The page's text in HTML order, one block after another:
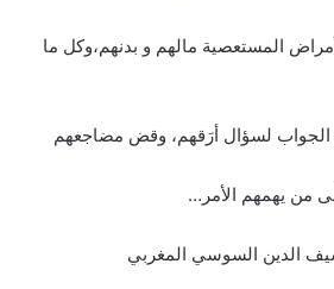
المستعصية مالهم و بدنهم،وكل ما
الجواب لسؤال أرَقهم، وقض مضاجعهم
من يهمهم الأمر…
الدين السوسي المغربي